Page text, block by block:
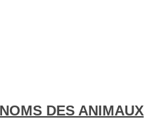
DES ANIMAUX